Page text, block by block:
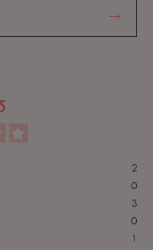
2
0
3
0
1